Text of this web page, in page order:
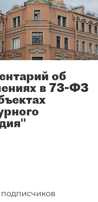
об
в 73-ФЗ